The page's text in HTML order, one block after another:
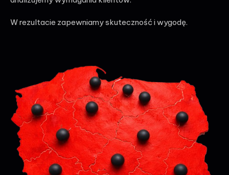
W rezultacie zapewniamy skuteczność i wygodę.